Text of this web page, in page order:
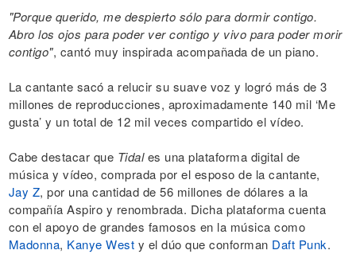
"Porque querido, me despierto sólo para dormir contigo.
Abro los ojos para poder ver contigo y vivo para poder morir
contigo", cantó muy inspirada acompañada de un piano.
La cantante sacó a relucir su suave voz y logró más de 3
millones de reproducciones, aproximadamente 140 mil ‘Me
gusta’ y un total de 12 mil veces compartido el vídeo.
Cabe destacar que Tidales una plataforma digital de
música y vídeo, comprada por el esposo de la cantante,
Jay Z, por una cantidad de 56 millones de dólares a la
compañía Aspiro y renombrada. Dicha plataforma cuenta
con el apoyo de grandes famosos en la música como
Madonna, Kanye West y el dúo que conforman Daft Punk.